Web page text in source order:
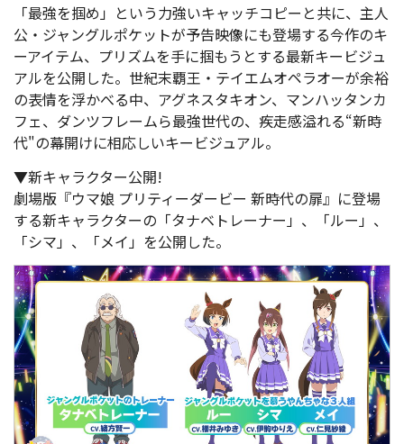
「最強を掴め」という力強いキャッチコピーと共に、主人
公・ジャングルポケットが予告映像にも登場する今作のキ
ーアイテム、プリズムを手に掴もうとする最新キービジュ
アルを公開した。世紀末覇王・テイエムオペラオーが余裕
の表情を浮かべる中、アグネスタキオン、マンハッタンカ
フェ、ダンツフレームら最強世代の、疾走感溢れる“新時
代"の幕開けに相応しいキービジュアル。
▼新キャラクター公開!
劇場版『ウマ娘 プリティーダービー 新時代の扉』に登場
する新キャラクターの「タナベトレーナー」、「ルー」、
「シマ」、「メイ」を公開した。